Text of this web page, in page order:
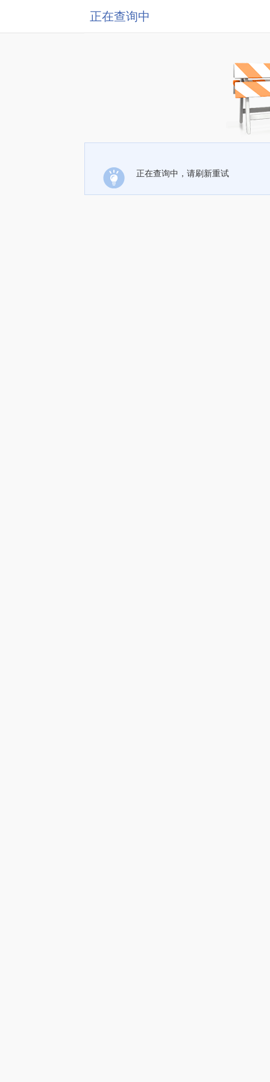
正在查询中
正在查询中，请刷新重试